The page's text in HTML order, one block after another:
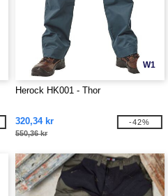
W1
Herock HK001 - Thor
320,34 kr
550,36 kr
-42%